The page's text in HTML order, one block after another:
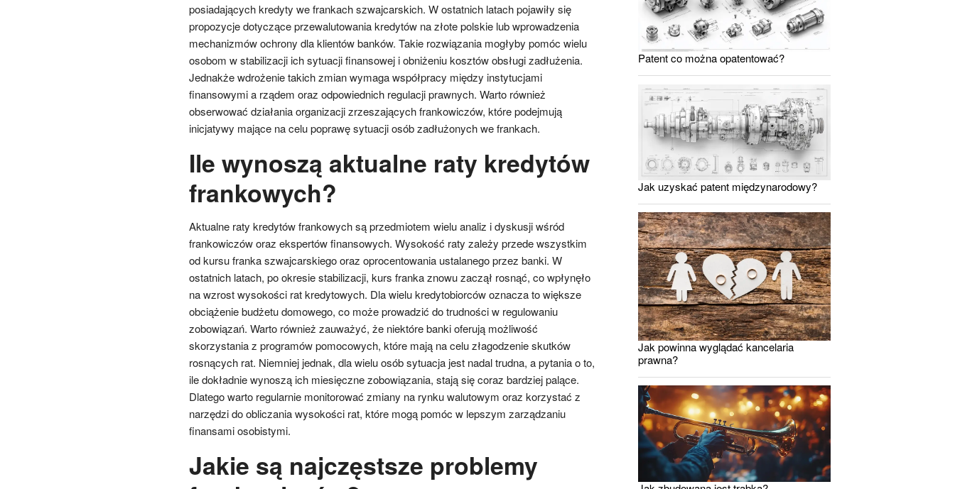
posiadających kredyty we frankach szwajcarskich. W ostatnich latach pojawiły się
propozycje dotyczące przewalutowania kredytów na złote polskie lub wprowadzenia
mechanizmów ochrony dla klientów banków. Takie rozwiązania mogłyby pomóc wielu
osobom w stabilizacji ich sytuacji finansowej i obniżeniu kosztów obsługi zadłużenia.
Jednakże wdrożenie takich zmian wymaga współpracy między instytucjami
finansowymi a rządem oraz odpowiednich regulacji prawnych. Warto również
obserwować działania organizacji zrzeszających frankowiczów, które podejmują
inicjatywy mające na celu poprawę sytuacji osób zadłużonych we frankach.
Ile wynoszą aktualne raty kredytów
frankowych?
Aktualne raty kredytów frankowych są przedmiotem wielu analiz i dyskusji wśród
frankowiczów oraz ekspertów finansowych. Wysokość raty zależy przede wszystkim
od kursu franka szwajcarskiego oraz oprocentowania ustalanego przez banki. W
ostatnich latach, po okresie stabilizacji, kurs franka znowu zaczął rosnąć, co wpłynęło
na wzrost wysokości rat kredytowych. Dla wielu kredytobiorców oznacza to większe
obciążenie budżetu domowego, co może prowadzić do trudności w regulowaniu
zobowiązań. Warto również zauważyć, że niektóre banki oferują możliwość
skorzystania z programów pomocowych, które mają na celu złagodzenie skutków
rosnących rat. Niemniej jednak, dla wielu osób sytuacja jest nadal trudna, a pytania o to,
ile dokładnie wynoszą ich miesięczne zobowiązania, stają się coraz bardziej palące.
Dlatego warto regularnie monitorować zmiany na rynku walutowym oraz korzystać z
narzędzi do obliczania wysokości rat, które mogą pomóc w lepszym zarządzaniu
finansami osobistymi.
Jakie są najczęstsze problemy
Patent co można opatentować?
Jak uzyskać patent międzynarodowy?
Jak powinna wyglądać kancelaria
prawna?